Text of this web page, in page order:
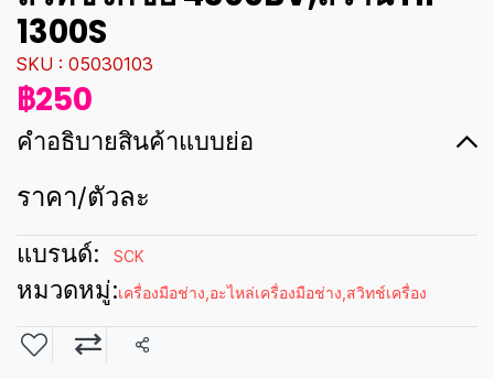
1300S
SKU : 05030103
฿250
คำอธิบายสินค้าแบบย่อ
ราคา/ตัวละ
แบรนด์: SCK
หมวดหมู่:เครื่องมือช่าง อะไหล่เครื่องมือช่าง สวิทช์เครื่อง
แชร์